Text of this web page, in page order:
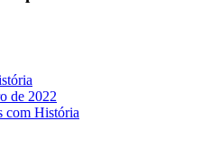
de 2022
com História